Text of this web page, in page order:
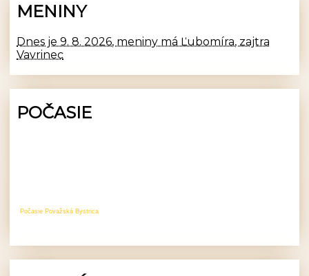
MENINY
Dnes je 9. 8. 2026, meniny má Ľubomíra, zajtra
Vavrinec
POČASIE
Počasie Považská Bystrica